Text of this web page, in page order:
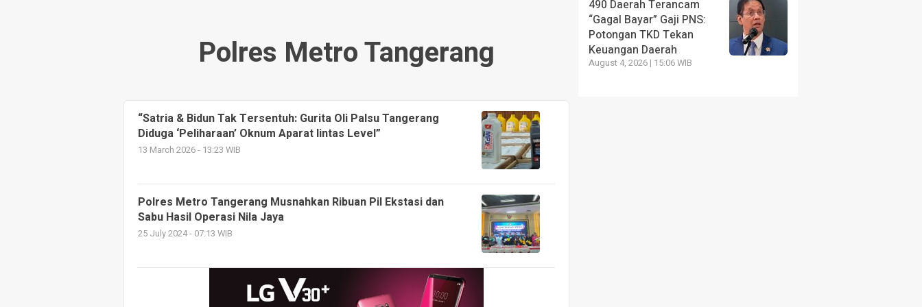
Polres Metro Tangerang
“Satria & Bidun Tak Tersentuh: Gurita Oli Palsu Tangerang
Diduga ‘Peliharaan’ Oknum Aparat lintas Level”
13 March 2026 - 13:23 WIB
Polres Metro Tangerang Musnahkan Ribuan Pil Ekstasi dan
Sabu Hasil Operasi Nila Jaya
25 July 2024 - 07:13 WIB
490 Daerah Terancam
“Gagal Bayar” Gaji PNS:
Potongan TKD Tekan
Keuangan Daerah
August 4, 2026 | 15:06 WIB